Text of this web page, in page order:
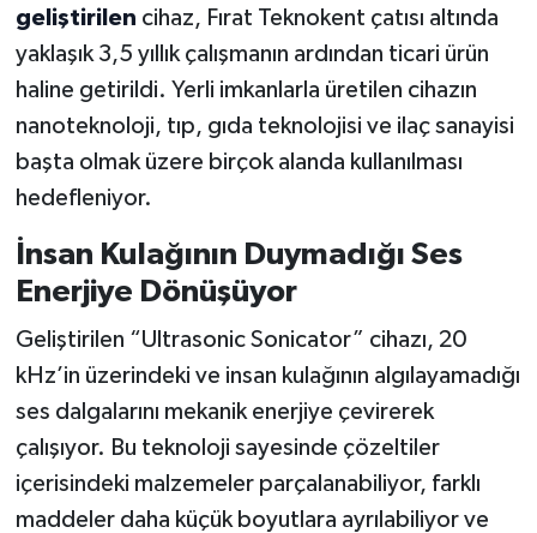
geliştirilen cihaz, Fırat Teknokent çatısı altında
yaklaşık 3,5 yıllık çalışmanın ardından ticari ürün
haline getirildi. Yerli imkanlarla üretilen cihazın
nanoteknoloji, tıp, gıda teknolojisi ve ilaç sanayisi
başta olmak üzere birçok alanda kullanılması
hedefleniyor.
İnsan Kulağının Duymadığı Ses
Enerjiye Dönüşüyor
Geliştirilen “Ultrasonic Sonicator” cihazı, 20
kHz’in üzerindeki ve insan kulağının algılayamadığı
ses dalgalarını mekanik enerjiye çevirerek
çalışıyor. Bu teknoloji sayesinde çözeltiler
içerisindeki malzemeler parçalanabiliyor, farklı
maddeler daha küçük boyutlara ayrılabiliyor ve